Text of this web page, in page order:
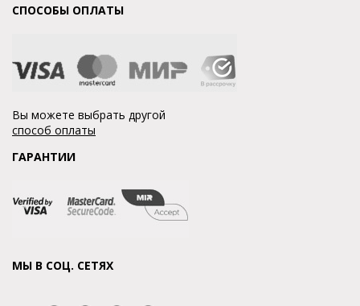
СПОСОБЫ ОПЛАТЫ
Вы можете выбрать другой
способ оплаты
ГАРАНТИИ
МЫ В СОЦ. СЕТЯХ